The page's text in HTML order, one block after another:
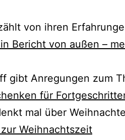
von ihren
Bericht von außen –
gibt Anregungen zum
für
mal über
Weihnachtszeit